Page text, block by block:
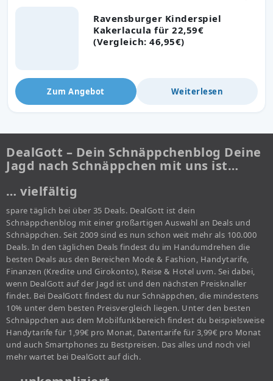
Ravensburger Kinderspiel
Kakerlacula für 22,59€
(Vergleich: 46,95€)
Zum Angebot Weiterlesen
DealGott – Dein Schnäppchenblog Deine
Jagd nach Schnäppchen mit uns ist…
… vielfältig
spare täglich bei über 35 Deals. DealGott ist dein
Schnäppchenblog mit einer großartigen Auswahl an Deals und
Schnäppchen. Seit 2009 sind es nun schon weit mehr als 100.000
Deals. In den täglichen Deals findest du im Handumdrehen die
besten Deals aus den Bereichen Mode & Fashion, Handytarife,
Finanzen (Kredite und Girokonto), Reise & Hotel uvm. Sei dabei,
wenn DealGott auf der Jagd ist und den nächsten Preisknaller
findet. Bei DealGott findest du nur Schnäppchen, die mindestens
10% unter dem besten Preisvergleich liegen. Unter den besten
Schnäppchen aus dem Mobilfunkbereich findest du beispielsweise
Handytarife für 1,99€ pro Monat, Datentarife für 3,99€ pro Monat
und auch Smartphones zu Bestpreisen. Das alles und noch viel
mehr wartet bei DealGott auf dich.